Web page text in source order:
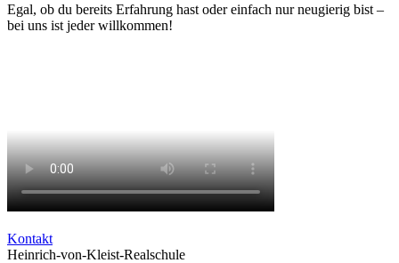
Egal, ob du bereits Erfahrung hast oder einfach nur neugierig bist –
bei uns ist jeder willkommen!
Kontakt
Heinrich-von-Kleist-Realschule